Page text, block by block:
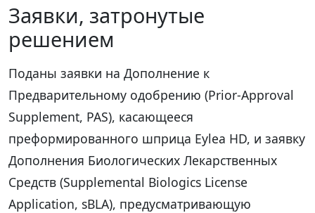
Заявки, затронутые
решением
Поданы заявки на Дополнение к
Предварительному одобрению (Prior-Approval
Supplement, PAS), касающееся
преформированного шприца Eylea HD, и заявку
Дополнения Биологических Лекарственных
Средств (Supplemental Biologics License
Application, sBLA), предусматривающую